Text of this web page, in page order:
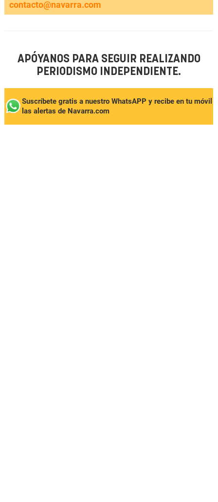
contacto@navarra.com
APÓYANOS PARA SEGUIR REALIZANDO
PERIODISMO INDEPENDIENTE.
Suscríbete gratis a nuestro WhatsAPP y recibe en tu móvil
las alertas de Navarra.com